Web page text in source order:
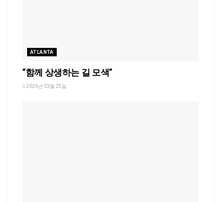
ATLANTA
“함께 상생하는 길 모색”
2026년 03월 25일